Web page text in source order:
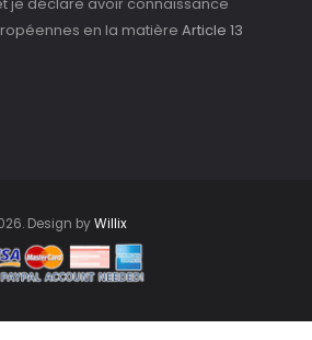
je déclare avoir connaissance
en la matière Article 13
Design byWillix